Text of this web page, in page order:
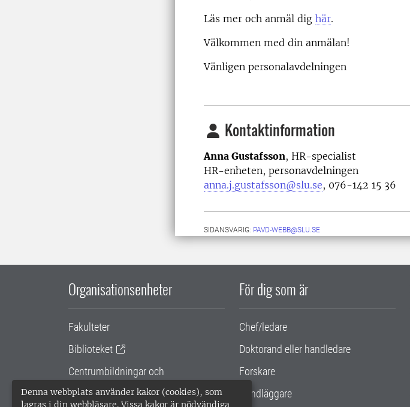
Denna webbplats använder kakor (cookies), som
lagras i din webbläsare. Vissa kakor är nödvändiga
Läs mer och anmäl dig här.
Välkommen med din anmälan!
Vänligen personalavdelningen
Kontaktinformation
Anna Gustafsson, HR-specialist
HR-enheten, personavdelningen
anna.j.gustafsson@slu.se, 076-142 15 36
SIDANSVARIG: PAVD-WEBB@SLU.SE
Organisationsenheter
Fakulteter
Biblioteket
Centrumbildningar och
samarbetsprojekt
För dig som är
Chef/ledare
Doktorand eller handledare
Forskare
Handläggare